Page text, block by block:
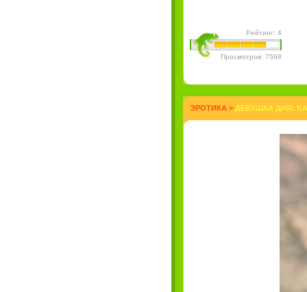
Рейтинг: 4
Просмотров: 7598
ЭРОТИКА > ДЕВУШКА ДНЯ: